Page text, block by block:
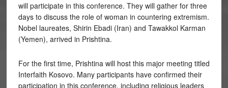
will participate in this conference. They will gather for three
days to discuss the role of woman in countering extremism.
Nobel laureates, Shirin Ebadi (Iran) and Tawakkol Karman
(Yemen), arrived in Prishtina.
For the first time, Prishtina will host this major meeting titled
Interfaith Kosovo. Many participants have confirmed their
participation in this conference, including religious leaders